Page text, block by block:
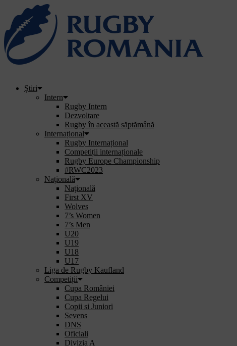
Știri
Intern
Rugby Intern
Dezvoltare
Rugby în această săptămână
Internațional
Rugby Internațional
Competiții internaționale
Rugby Europe Championship
#RWC2023
Națională
Națională
First XV
Wolves
7’s Women
7’s Men
U20
U19
U18
U17
Liga de Rugby Kaufland
Competiții
Cupa României
Cupa Regelui
Copii si Juniori
Sevens
DNS
Oficiali
Divizia A